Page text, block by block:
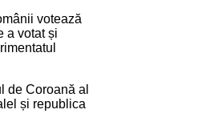
votează
a votat și
de Coroană al
și republica